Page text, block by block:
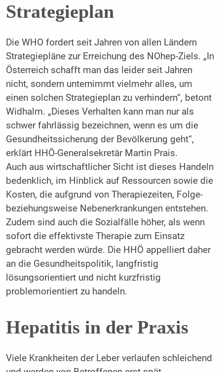
Strategieplan
Die WHO fordert seit Jahren von allen Ländern
Strategiepläne zur Erreichung des NOhep-Ziels. „In
Österreich schafft man das leider seit Jahren
nicht, sondern unternimmt vielmehr alles, um
einen solchen Strategieplan zu verhindern“, betont
Widhalm. „Dieses Verhalten kann man nur als
schwer fahrlässig bezeichnen, wenn es um die
Gesundheitssicherung der Bevölkerung geht“,
erklärt HHÖ-Generalsekretär Martin Prais.
Auch aus wirtschaftlicher Sicht ist dieses Handeln
bedenklich, im Hinblick auf Ressourcen sowie die
Kosten, die aufgrund von Therapiezeiten, Folge-
beziehungsweise Nebenerkrankungen entstehen.
Zudem sind auch die Sozialfälle höher, als wenn
sofort die effektivste Therapie zum Einsatz
gebracht werden würde. Die HHÖ appelliert daher
an die Gesundheitspolitik, langfristig
lösungsorientiert und nicht kurzfristig
problemorientiert zu handeln.
Hepatitis in der Praxis
Viele Krankheiten der Leber verlaufen schleichend